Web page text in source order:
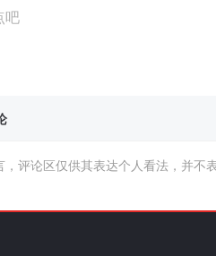
评论区仅供其表达个人看法，并不